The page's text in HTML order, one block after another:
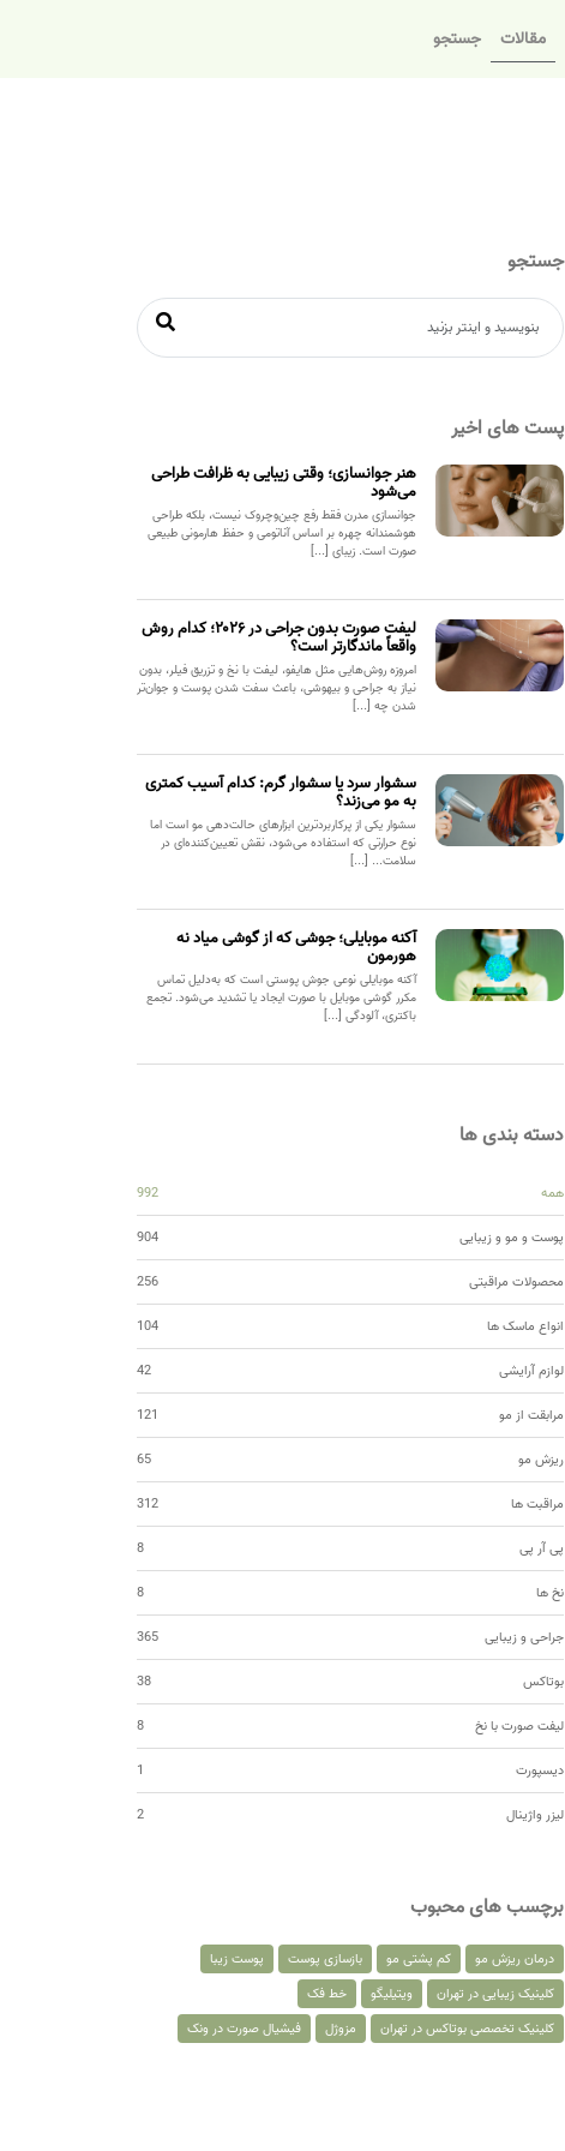
مقالات جستجو
جستجو
پست های اخیر
هنر جوانسازی؛ وقتی زیبایی به ظرافت طراحی
می‌شود
جوانسازی مدرن فقط رفع چین‌وچروک نیست، بلکه طراحی
هوشمندانه چهره بر اساس آناتومی و حفظ هارمونی طبیعی
صورت است. زیبای [...]
لیفت صورت بدون جراحی در ۲۰۲۶؛ کدام روش
واقعاً ماندگارتر است؟
امروزه روش‌هایی مثل هایفو، لیفت با نخ و تزریق فیلر، بدون
نیاز به جراحی و بیهوشی، باعث سفت شدن پوست و جوان‌تر
شدن چه [...]
سشوار سرد یا سشوار گرم: کدام آسیب کمتری
به مو می‌زند؟
سشوار یکی از پرکاربردترین ابزارهای حالت‌دهی مو است اما
نوع حرارتی که استفاده می‌شود، نقش تعیین‌کننده‌ای در
سلامت... [...]
آکنه موبایلی؛ جوشی که از گوشی میاد نه
هورمون
آکنه موبایلی نوعی جوش پوستی است که به‌دلیل تماس
مکرر گوشی موبایل با صورت ایجاد یا تشدید می‌شود. تجمع
باکتری، آلودگی [...]
دسته بندی ها
همه 992
پوست و مو و زیبایی 904
محصولات مراقبتی 256
انواع ماسک ها 104
لوازم آرایشی 42
مرابقت از مو 121
ریزش مو 65
مراقبت ها 312
پی آر پی 8
نخ ها 8
جراحی و زیبایی 365
بوتاکس 38
لیفت صورت با نخ 8
دیسپورت 1
لیزر واژینال 2
برچسب های محبوب
درمان ریزش مو کم پشتی مو بازسازی پوست
پوست زیبا
کلینیک زیبایی در تهران
ویتیلیگو
خط فک
کلینیک تخصصی بوتاکس در تهران
مزوژل فیشیال صورت در ونک